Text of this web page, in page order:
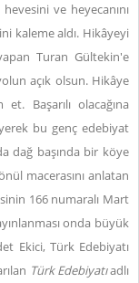
ve heyecanını
kaleme aldı. Hikâyeyi
Turan Gültekin'e
açık olsun. Hikâye
Başarılı olacağına
bu genç edebiyat
dağ başında bir köye
macerasını anlatan
166 numaralı Mart
onda büyük
Ekici, Türk Edebiyatı
Türk Edebiyatıadlı